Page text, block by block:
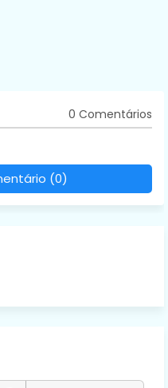
0 Comentários
(0)